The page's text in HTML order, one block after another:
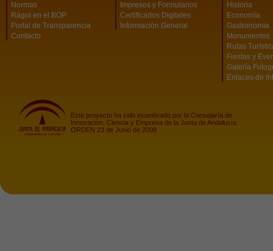
Normas
Rágol en el BOP
Portal de Transparencia
Contacto
Impresos y Formularios
Certificados Digitales
Información General
Historia
Economía
Gastronomía
Monumentos
Rutas
Fiestas y
Galería
Enlaces de
Este proyecto ha sido incentivado por la Consejaría de
Innovación, Ciencia y Empresa de la Junta de Andalucía
ORDEN 23 de Junio de 2008